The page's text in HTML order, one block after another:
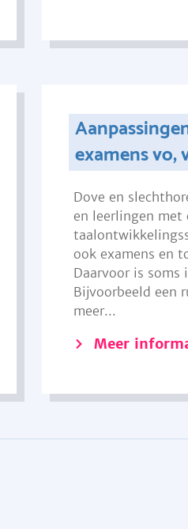
examens vo,
Dove en
en leerlingen met
ook examens en
Daarvoor is soms
Bijvoorbeeld een
meer...
Meer